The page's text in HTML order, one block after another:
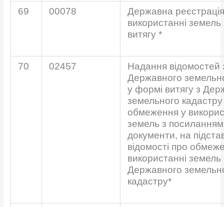
69 00078
Державна
використанні
витягу *
70 02457
Надання відомостей
Державного
у формі витягу з
земельного
обмеження у
земель з
документи, на
відомості про
використанні земель
Державного
кадастру*